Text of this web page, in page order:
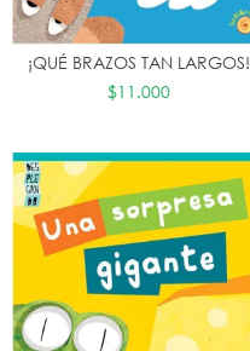
¡QUÉ BRAZOS TAN LARGOS!
$11.000